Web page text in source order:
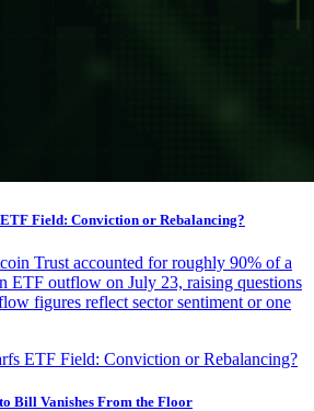
Field: Conviction or Rebalancing?
Trust accounted for roughly 90% of a
ETF outflow on July 23, raising questions
figures reflect sector sentiment or one
ETF Field: Conviction or Rebalancing?
Bill Vanishes From the Floor